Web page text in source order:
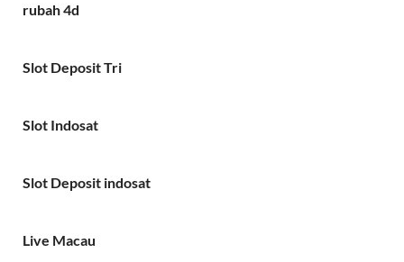
rubah 4d
Slot Deposit Tri
Slot Indosat
Slot Deposit indosat
Live Macau